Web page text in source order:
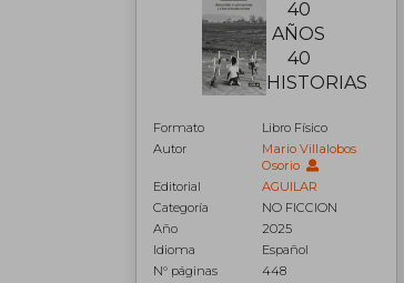
Formato
Libro Físico
Autor
Mario Villalobos
Osorio
Editorial
AGUILAR
Categoría
NO FICCION
Año
2025
Idioma
Español
N° páginas
448